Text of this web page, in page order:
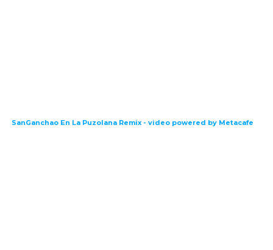
SanGanchao En La Puzolana Remix - video powered by Metacafe